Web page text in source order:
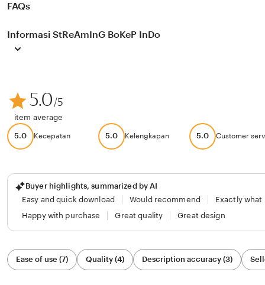
FAQs
Informasi StReAmInG BoKeP InDo
5.0/5
item average
5.0 Kecepatan 5.0 Kelengkapan 5.0 Customer
Buyer highlights, summarized by AI
Easy and quick download
Would recommend
Exactly what
Happy with purchase
Great quality Great design
Filter
by
category
Ease of use (7) Quality (4) Description accuracy (3)